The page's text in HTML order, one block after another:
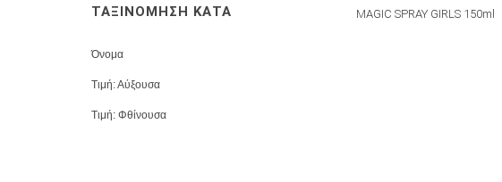
ΤΑΞΙΝΟΜΗΣΗ ΚΑΤΑ
Όνομα
Τιμή: Αύξουσα
Τιμή: Φθίνουσα
MAGIC SPRAY GIRLS 150ml